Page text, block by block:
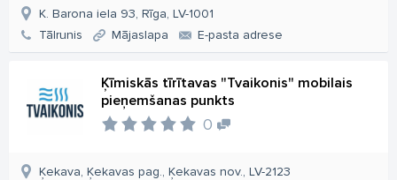
K. Barona iela 93, Rīga, LV-1001
Tālrunis
Mājaslapa E-pasta adrese
Ķīmiskās tīrītavas "Tvaikonis" mobilais
pieņemšanas punkts
0
Ķekava, Ķekavas pag., Ķekavas nov., LV-2123